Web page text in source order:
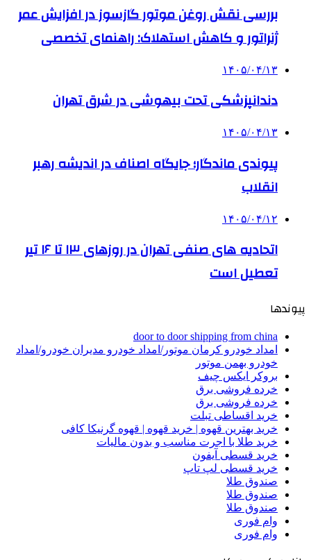
بررسی نقش روغن موتور گازسوز در افزایش عمر
ژنراتور و کاهش استهلاک: راهنمای تخصصی
۱۴۰۵/۰۴/۱۳
دندانپزشکی تحت بیهوشی در شرق تهران
۱۴۰۵/۰۴/۱۳
پیوندی ماندگار؛ جایگاه اصناف در اندیشه رهبر
انقلاب
۱۴۰۵/۰۴/۱۲
اتحادیه های صنفی تهران در روزهای ۱۳ تا ۱۶ تیر
تعطیل است
پیوندها
door to door shipping from china
امداد خودرو کرمان موتور/امداد خودرو مدیران خودرو/امداد
خودرو بهمن موتور
بروکر ایکس چیف
خرده فروشی برق
خرده فروشی برق
خرید اقساطی تبلت
خرید بهترین قهوه | خرید قهوه | قهوه گرنیکا کافی
خرید طلا با اجرت مناسب و بدون مالیات
خرید قسطی آیفون
خرید قسطی لپ تاپ
صندوق طلا
صندوق طلا
صندوق طلا
وام فوری
وام فوری